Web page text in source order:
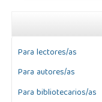
Para lectores/as
Para autores/as
Para bibliotecarios/as